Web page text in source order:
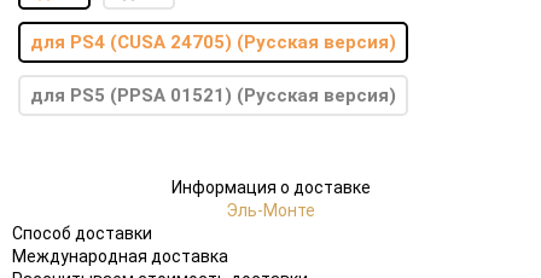
для PS4 (CUSA 24705) (Русская версия)
для PS5 (PPSA 01521) (Русская версия)
Информация о доставке
Эль-Монте
Способ доставки
Международная доставка